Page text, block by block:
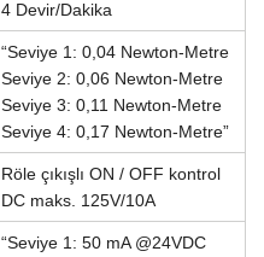
4 Devir/Dakika
“Seviye 1: 0,04 Newton-Metre
Seviye 2: 0,06 Newton-Metre
Seviye 3: 0,11 Newton-Metre
Seviye 4: 0,17 Newton-Metre”
Röle çıkışlı ON / OFF kontrol
DC maks. 125V/10A
“Seviye 1: 50 mA @24VDC